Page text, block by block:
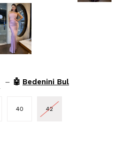
– 🤖 Bedenini Bul
40 42